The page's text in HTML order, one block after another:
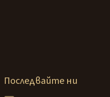
Последвайте ни